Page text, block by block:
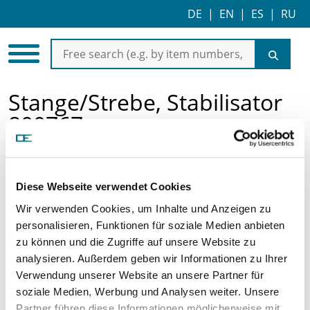
Diese Webseite verwendet Cookies
Wir verwenden Cookies, um Inhalte und Anzeigen zu
personalisieren, Funktionen für soziale Medien anbieten
zu können und die Zugriffe auf unsere Website zu
analysieren. Außerdem geben wir Informationen zu Ihrer
Verwendung unserer Website an unsere Partner für
soziale Medien, Werbung und Analysen weiter. Unsere
DE | EN | ES | RU
Stange/Strebe, Stabilisator
800767
Price on demand
REQUEST ARTICLE